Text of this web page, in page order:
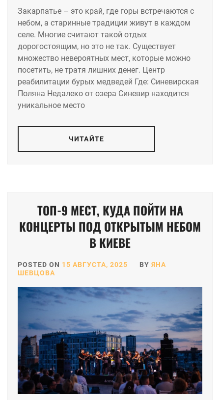
Закарпатье – это край, где горы встречаются с
небом, а старинные традиции живут в каждом
селе. Многие считают такой отдых
дорогостоящим, но это не так. Существует
множество невероятных мест, которые можно
посетить, не тратя лишних денег. Центр
реабилитации бурых медведей Где: Синевирская
Поляна Недалеко от озера Синевир находится
уникальное место
ЧИТАЙТЕ
ТОП-9 МЕСТ, КУДА ПОЙТИ НА
КОНЦЕРТЫ ПОД ОТКРЫТЫМ НЕБОМ
В КИЕВЕ
POSTED ON 15 АВГУСТА, 2025 BY ЯНА
ШЕВЦОВА